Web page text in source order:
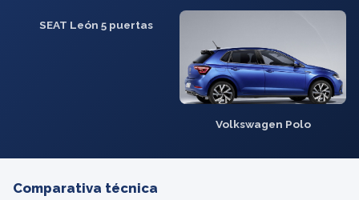
SEAT León 5 puertas
Volkswagen Polo
Comparativa técnica